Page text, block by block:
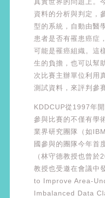
資料的分析與判定，
型的系統，自動由醫
患者是否有罹患癌症
可能是罹癌組織。這
生的負擔，也可以幫
次比賽主辦單位利用
測試資料，來評判參
KDDCUP從1997年
參與比賽的不僅有學
業界研究團隊（如
國參與的團隊今年首
（林守德教授也曾
教授也受邀在會議中
to Improve Area-
Imbalanced Data